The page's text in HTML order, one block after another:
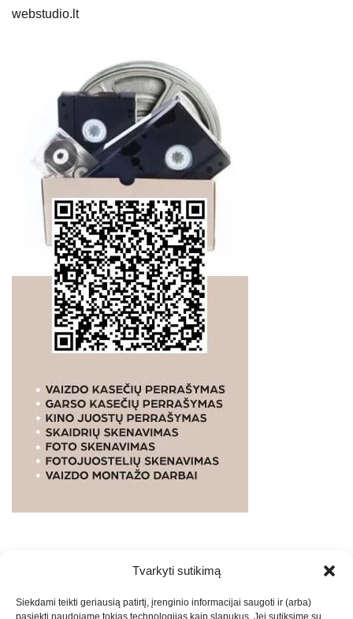
Tvarkyti sutikimą
Siekdami teikti geriausią patirtį, įrenginio informacijai saugoti ir (arba)
pasiekti naudojame tokias technologijas kaip slapukus. Jei sutiksime su
webstudio.lt
PASLAUGOS. SEO tekstų rašymas, turinio kūrimas,